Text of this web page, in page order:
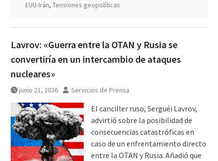
EUU-Irán, Tensiones geopolíticas
Lavrov: «Guerra entre la OTAN y Rusia se
convertiría en un intercambio de ataques
nucleares»
junio 21, 2026 Servicios de Prensa
El canciller ruso, Serguéi Lavrov,
advirtió sobre la posibilidad de
consecuencias catastróficas en
caso de un enfrentamiento directo
entre la OTAN y Rusia. Añadió que